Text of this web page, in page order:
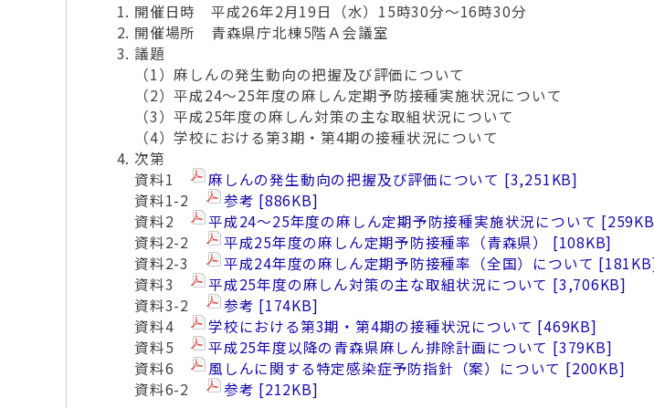
開催日時 平成26年2月19日（水）15時30分～16時30分
開催場所 青森県庁北棟5階Ａ会議室
議題
（1）麻しんの発生動向の把握及び評価について
（2）平成24～25年度の麻しん定期予防接種実施状況について
（3）平成25年度の麻しん対策の主な取組状況について
（4）学校における第3期・第4期の接種状況について
次第
資料1
麻しんの発生動向の把握及び評価について
3,251KB
資料1-2
参考 886KB
資料2
平成24～25年度の麻しん定期予防接種実施状況について
259KB
資料2-2
平成25年度の麻しん定期予防接種率（青森県）
108KB
資料2-3
平成24年度の麻しん定期予防接種率（全国）について
181KB
資料3
平成25年度の麻しん対策の主な取組状況について
3,706KB
資料3-2
参考
174KB
資料4
学校における第3期・第4期の接種状況について
469KB
資料5
平成25年度以降の青森県麻しん排除計画について
379KB
資料6
風しんに関する特定感染症予防指針（案）について
200KB
資料6-2
参考 212KB